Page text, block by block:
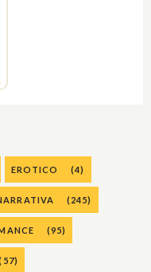
EROTICO (4)
(245)
(95)